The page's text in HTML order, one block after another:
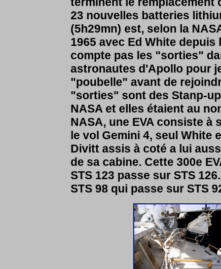
23 nouvelles batteries
(5h29mn) est, selon la
1965 avec Ed White
compte pas les "sorties"
astronautes d'Apollo pour
"poubelle" avant de
"sorties" sont des Stanp-
NASA et elles étaient au
NASA, une EVA consiste
le vol Gemini 4, seul White
Divitt assis à coté a lui
de sa cabine. Cette 300e
STS 123 passe sur STS
STS 98 qui passe sur STS